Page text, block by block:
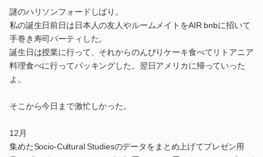
謎のハリソンフォードしばり。
私の誕生日前日は日本人の友人やルームメイトをAIR bnbに招いて
手巻き寿司パーティした。
誕生日は授業に行って、それからのんびりケーキ食べてリトアニア
料理食べに行ってパッキングした。翌日アメリカに帰っていった
よ。
そこから今日まで激忙しかった。
12月
集めたSocio-Cultural Studiesのデータをまとめ上げてプレゼン用